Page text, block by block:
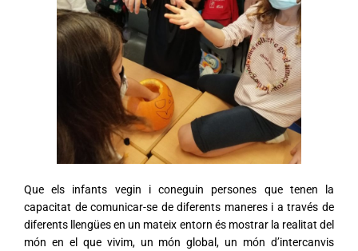
Que els infants vegin i coneguin persones que tenen la
capacitat de comunicar-se de diferents maneres i a través de
diferents llengües en un mateix entorn és mostrar la realitat del
món en el que vivim, un món global, un món d’intercanvis